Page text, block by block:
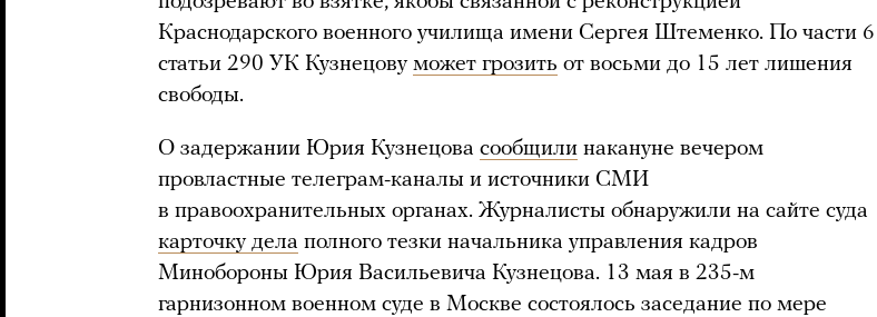
Краснодарского военного училища имени Сергея Штеменко. По части 6
статьи 290 УК Кузнецову может грозить от восьми до 15 лет лишения
свободы.
О задержании Юрия Кузнецова сообщили накануне вечером
провластные телеграм-каналы и источники СМИ
в правоохранительных органах. Журналисты обнаружили на сайте суда
карточку дела полного тезки начальника управления кадров
Минобороны Юрия Васильевича Кузнецова. 13 мая в 235-м
гарнизонном военном суде в Москве состоялось заседание по мере